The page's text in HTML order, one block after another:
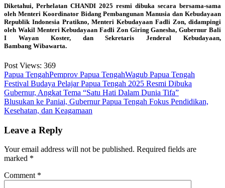
Diketahui, Perhelatan CHANDI 2025 resmi dibuka secara bersama-sama
oleh Menteri Koordinator Bidang Pembangunan Manusia dan Kebudayaan
Republik Indonesia Pratikno, Menteri Kebudayaan Fadli Zon, didampingi
oleh Wakil Menteri Kebudayaan Fadli Zon Giring Ganesha, Gubernur Bali
I Wayan Koster, dan Sekretaris Jenderal Kebudayaan,
Bambang Wibawarta.
Post Views: 369
Papua TengahPemprov Papua TengahWagub Papua Tengah
Post
navigation
Festival Budaya Pelajar Papua Tengah 2025 Resmi Dibuka
Gubernur, Angkat Tema “Satu Hati Dalam Dunia Tifa”
Blusukan ke Paniai, Gubernur Papua Tengah Fokus Pendidikan,
Kesehatan, dan Keagamaan
Leave a Reply
Your email address will not be published. Required fields are
marked *
Comment *